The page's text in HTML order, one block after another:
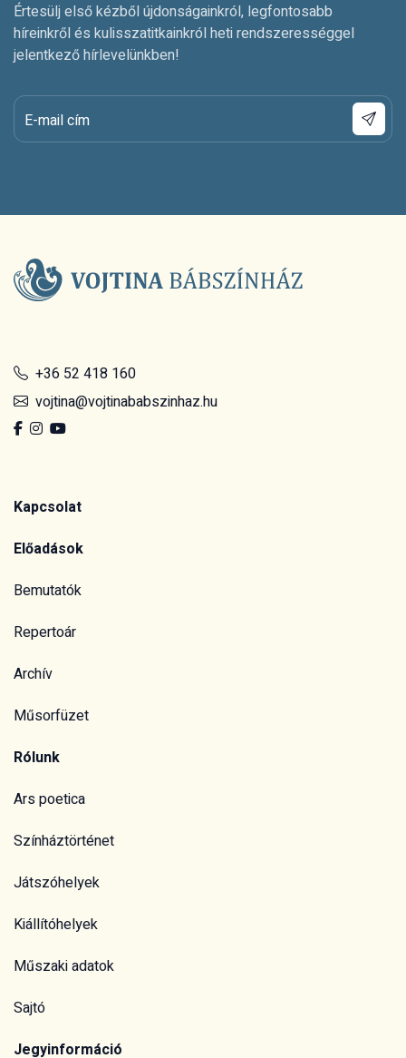
Értesülj első kézből újdonságainkról, legfontosabb
híreinkről és kulisszatitkainkról heti rendszerességgel
jelentkező hírlevelünkben!
E-mail cím
+36 52 418 160
vojtina@vojtinababszinhaz.hu
Kapcsolat
Előadások
Bemutatók
Repertoár
Archív
Műsorfüzet
Rólunk
Ars poetica
Színháztörténet
Játszóhelyek
Kiállítóhelyek
Műszaki adatok
Sajtó
Jegyinformáció